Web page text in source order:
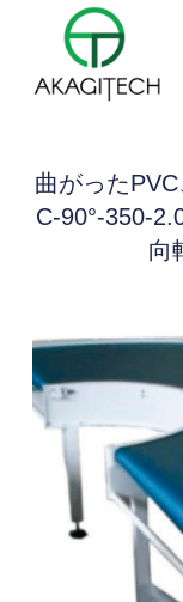
曲がった
C-90°-350-
向